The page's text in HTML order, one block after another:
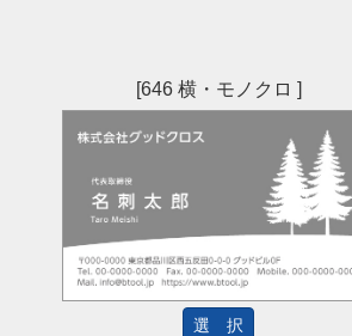
[646 横・モノクロ ]
選 択